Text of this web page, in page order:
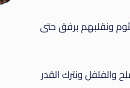
ونقلبهم برفق حتى
والفلفل ونترك القدر